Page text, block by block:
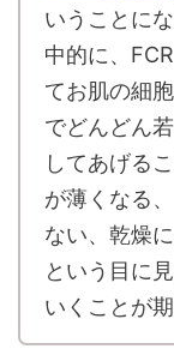
いうことに
中的に、
てお肌の細
でどんどん
してあげる
が薄くなる
ない、乾燥
という目に
いくことが